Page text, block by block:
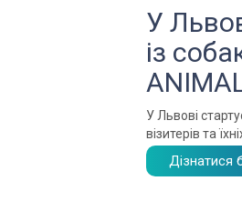
У
із
У Львові
візитерів та
Дізнатися